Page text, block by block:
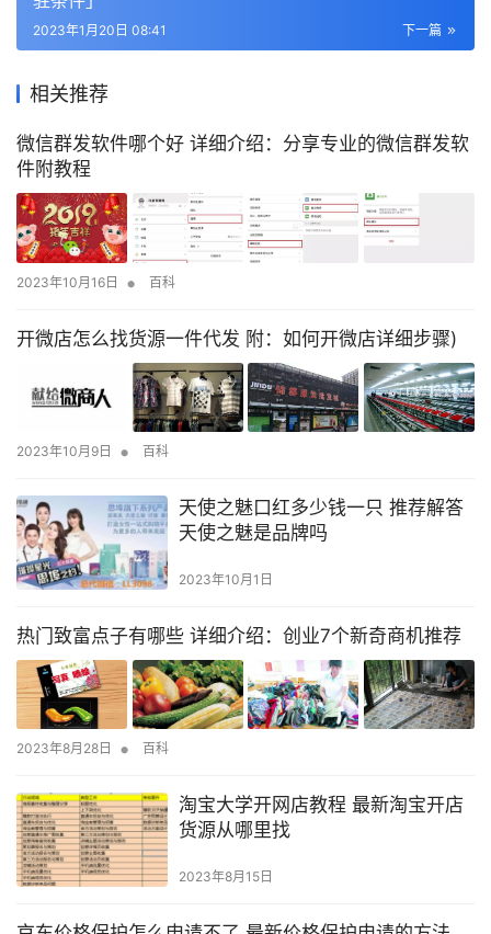
下一篇
2023年1月20日 08:41
相关推荐
微信群发软件哪个好 详细介绍：分享专业的微信群发软
件附教程
2023年10月16日 • 百科
开微店怎么找货源一件代发 附：如何开微店详细步骤)
2023年10月9日 • 百科
天使之魅口红多少钱一只 推荐解答
天使之魅是品牌吗
2023年10月1日
热门致富点子有哪些 详细介绍：创业7个新奇商机推荐
2023年8月28日 • 百科
淘宝大学开网店教程 最新淘宝开店
货源从哪里找
2023年8月15日